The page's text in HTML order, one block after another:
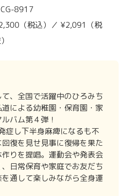
8917
（税込）／ ¥2,091（税
、全国で活躍中のひろみち
による幼稚園・保育園・家
バム第４弾！
症し下半身麻痺になるも不
復を見せ見事に復帰を果た
りを提唱。運動会や発表会
日常保育や家庭でお友だち
通して楽しみながら全身運